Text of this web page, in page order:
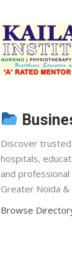
Discover
hospitals,
and
Greater Noida &
Browse